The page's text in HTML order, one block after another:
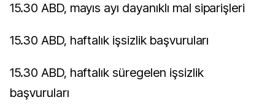
15.30 ABD, mayıs ayı dayanıklı mal siparişleri
15.30 ABD, haftalık işsizlik başvuruları
15.30 ABD, haftalık süregelen işsizlik
başvuruları